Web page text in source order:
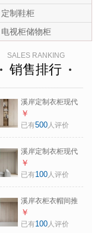
定制鞋柜
电视柜储物柜
SALES RANKING
销售排行
溪岸定制衣柜现代
极简原木风北欧衣
帽间定做转角衣橱
￥
已有500人评价
溪岸定制衣柜现代
简约衣柜定制卧室
空间储物柜衣帽间
￥
已有100人评价
溪岸衣柜衣帽间推
拉门现代简约衣帽
间衣柜定制轻奢预
￥
已有100人评价